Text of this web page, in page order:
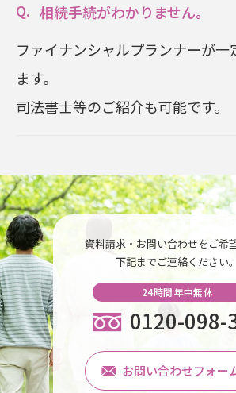
相続手続がわかりません。
ファイナンシャルプランナーが一
ます。
司法書士等のご紹介も可能です。
資料請求・お問い合わせをご希
下記までご連絡ください。
24時間年中無休
0120-098-
お問い合わせフォー